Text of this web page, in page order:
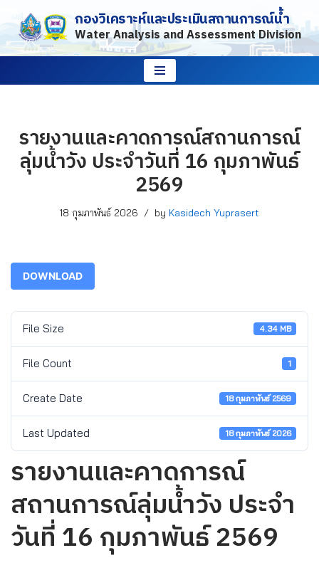
Skip
to
กองวิเคราะห์และประเมินสถานการณ์น้ำ
Water Analysis and Assessment Division
รายงานและคาดการณ์สถานการณ์
ลุ่มน้ำวัง ประจำวันที่ 16 กุมภาพันธ์
2569
18 กุมภาพันธ์ 2026 by Kasidech Yuprasert
DOWNLOAD
File Size 4.34 MB
File Count 1
Create Date 18 กุมภาพันธ์ 2569
Last Updated 18 กุมภาพันธ์ 2026
รายงานและคาดการณ์
สถานการณ์ลุ่มน้ำวัง ประจำ
วันที่ 16 กุมภาพันธ์ 2569